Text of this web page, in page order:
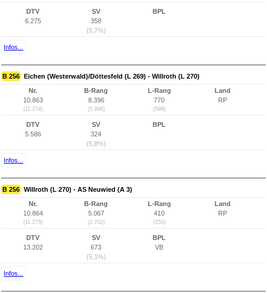
DTV
6.275
SV
358
(5,7%)
BPL
Infos...
B 256 Eichen (Westerwald)/Döttesfeld (L 269) - Willroth (L 270)
Nr.
10.863
(11.274)
B-Rang
8.396
(5.996)
L-Rang
770
(596)
Land
RP
DTV
5.586
SV
324
(5,8%)
BPL
Infos...
B 256 Willroth (L 270) - AS Neuwied (A 3)
Nr.
10.864
(11.275)
B-Rang
5.067
(2.702)
L-Rang
410
(250)
Land
RP
DTV
13.202
SV
673
(5,1%)
BPL
VB
Infos...